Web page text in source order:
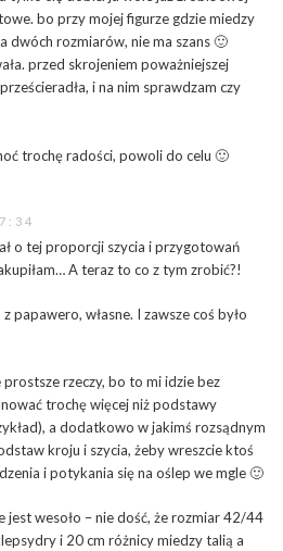
bo przy mojej figurze gdzie miedzy
dwóch rozmiarów, nie ma szans 🙂
przed skrojeniem poważniejszej
i na nim sprawdzam czy
trochę radości, powoli do celu 🙂
o tej proporcji szycia i przygotowań
A teraz to co z tym zrobić?!
papawero, własne. I zawsze coś było
rzeczy, bo to mi idzie bez
trochę więcej niż podstawy
a dodatkowo w jakimś rozsądnym
kroju i szycia, żeby wreszcie ktoś
i potykania się na oślep we mgle 🙂
wesoło – nie dość, że rozmiar 42/44
i 20 cm różnicy miedzy talią a